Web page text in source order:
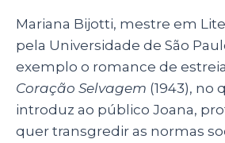
Mariana Bijotti, mestre em
pela Universidade de São
exemplo o romance de estreia
Coração Selvagem (1943), no
introduz ao público Joana,
quer transgredir as normas